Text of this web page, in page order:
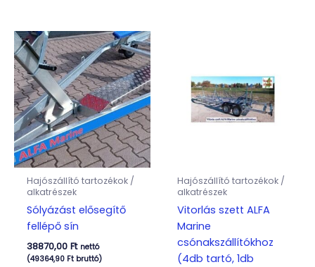
Hajószállító tartozékok /
alkatrészek
Sólyázást elősegítő
fellépő sín
38870,00 Ft nettó
(49364,90 Ftbruttó)
Hajószállító tartozékok /
alkatrészek
Vitorlás szett ALFA
Marine
csónakszállítókhoz
(4db tartó, 1db